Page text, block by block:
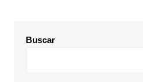
Buscar